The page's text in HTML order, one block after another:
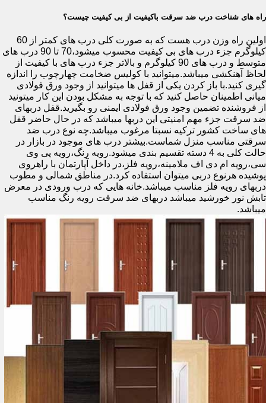
راه های شناخت درب ضد سرقت باکیفیت از بی کیفیت چیست؟
اولین راه وزن درب هست که به صورت کلی درب های کمتر از 60
کیلوگرم جزء درب های بی کیفیت محسوب میشود،70 تا 90 درب های
متوسط و درب های 90 کیلوگرم و بالاتر جزء درب های با کیفیت از
لحاظ آهنکشی میباشد.میتوانید با کولیس ضخامت چهارچوب را اندازه
گیری کنید.با باز کردن یکی از قفل ها میتوانید از وجود ورق فولادی
میانی اطمینان حاصل کنید که با توجه به مشکل بودن این کار میتونید
از فروشنده تضمین وجود ورق فولادی ایمنی رو بگیرید.قفل دربهای
ضد سرقت جزء مهم امنیتی این دربها میباشد که در حال حاضر قفل
های ساخت کشور ترکیه نسبتا مرغوب میباشد.چه نوع درب ضد
سرقتی مناسب منزل شماست.بیشتر درب های موجود در بازار در
حالت کلی به 4 دسته تقسیم بندی میشود.رویه رنگ،رویه پی وی
سی،رویه ام دی اف ملامینه،رویه فلز،در داخل آپارتمان با راهروی
پوشیده هرنوع دربی میتوان استفاده کرد.در مناطق شمالی و مطوب
دربهای رویه فلز مناسب میباشد.خانه هایی که درب ورودی در معرض
تابش نور خورشید میباشد دربهای ضد سرقت رویه رنگ مناسب
میباشد.